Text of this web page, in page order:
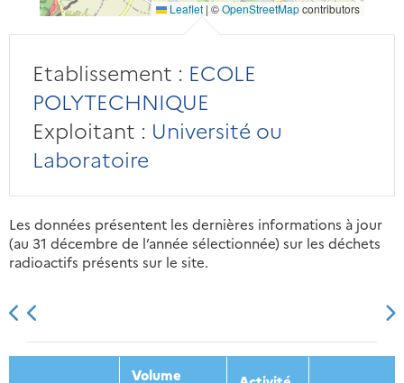
Leaflet | ©OpenStreetMapcontributors
Etablissement : ECOLE
POLYTECHNIQUE
Exploitant : Université ou
Laboratoire
Les données présentent les dernières informations à jour
(au 31 décembre de l’année sélectionnée) sur les déchets
radioactifs présents sur le site.
2013 2014 2015 2016
Volume